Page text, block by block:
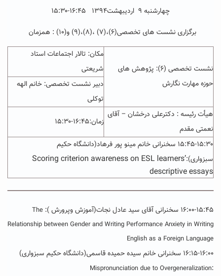
چهارشنبه ۹ اردیبهشت۱۳۹۴ ۱۶:۴۵-۱۵:۳۰
برگزاری نشست های تخصصی(۶)،(۷) ،(۸)،(۹) و(۱۰) : همزمان
نشست تخصصی (۶): پژوهش های
حوزه مهارت نگارش
مکان: تالار اجتماعات استاد
شریعتی
دبیر نشست تخصصی: خانم الهه
توکلی
هیأت رئیسه : دکترعلی درخشان – آقای
نعمتی مقدم
زمان:۱۶:۴۵-۱۵:۳۰
۱۵:۴۵-۱۵:۳۰ سخنرانی خانم مینو پور فرهاد(دانشگاه حکیم
سبزواری):Scoring criterion awareness on ESL learners’
descriptive essays
۱۶:۰۰-۱۵:۴۵ سخنرانی آقای سید عادل نجات(آموزش وپرورش ):
The
Relationship between Gender and Writing Performance Anxiety in Writing
English as a Foreign Language
۱۶:۱۵-۱۶:۰۰ سخنرانی خانم سیده حمیده قاسمی(دانشگاه حکیم سبزواری)
:
Mispronunciation due to Overgeneralization